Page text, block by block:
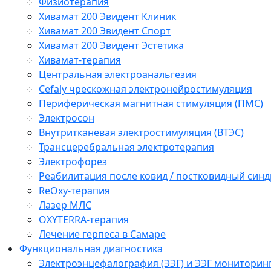
Хивамат 200 Эвидент Клиник
Хивамат 200 Эвидент Спорт
Хивамат 200 Эвидент Эстетика
Хивамат-терапия
Центральная электроанальгезия
Cefaly чреcкожная электронейростимуляция
Периферическая магнитная стимуляция (ПМС)
Электросон
Внутритканевая электростимуляция (ВТЭС)
Трансцеребральная электротерапия
Электрофорез
Реабилитация после ковид / постковидный
ReOxy-терапия
Лазер МЛС
OXYTERRA-терапия
Лечение герпеса в Самаре
Функциональная диагностика
Электроэнцефалография (ЭЭГ) и ЭЭГ